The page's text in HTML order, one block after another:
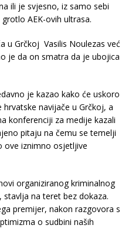
ili je svjesno, iz samo sebi
AEK-ovih ultrasa.
u Grčkoj Vasilis Noulezas već
je da on smatra da je ubojica
je kazao kako će uskoro
navijače u Grčkoj, a
konferenciji za medije kazali
pitaju na čemu se temelji
ove iznimno osjetljive
organiziranog kriminalnog
na teret bez dokaza.
premijer, nakon razgovora s
o sudbini naših